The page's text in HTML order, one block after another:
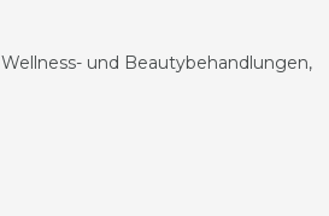
Wellness- und Beautybehandlungen,